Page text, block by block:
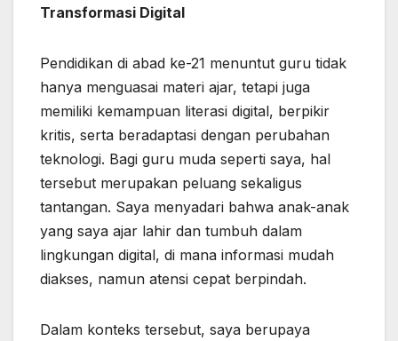
Transformasi Digital
Pendidikan di abad ke-21 menuntut guru tidak
hanya menguasai materi ajar, tetapi juga
memiliki kemampuan literasi digital, berpikir
kritis, serta beradaptasi dengan perubahan
teknologi. Bagi guru muda seperti saya, hal
tersebut merupakan peluang sekaligus
tantangan. Saya menyadari bahwa anak-anak
yang saya ajar lahir dan tumbuh dalam
lingkungan digital, di mana informasi mudah
diakses, namun atensi cepat berpindah.
Dalam konteks tersebut, saya berupaya